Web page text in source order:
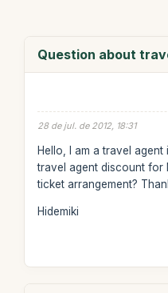
Question about
28 de jul. de 2012, 18:31
Hello, I am a travel
travel agent discount for
ticket arrangement?
Hidemiki